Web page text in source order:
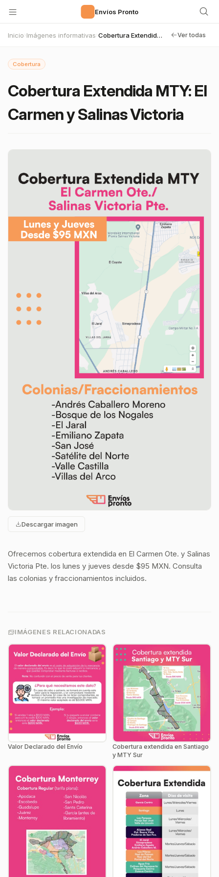
Envíos Pronto
Inicio› Imágenes informativas› Cobertura Extendida MTY: El Carmen y Salinas Victoria Ver todas
Cobertura
Cobertura Extendida MTY: El
Carmen y Salinas Victoria
Descargar imagen
Ofrecemos cobertura extendida en El Carmen Ote. y Salinas
Victoria Pte. los lunes y jueves desde $95 MXN. Consulta
las colonias y fraccionamientos incluidos.
IMÁGENES RELACIONADAS
Valor Declarado del Envío
Cobertura extendida en Santiago
y MTY Sur